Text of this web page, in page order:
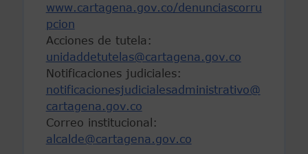
www.cartagena.gov.co/denunciascorru
pcion
Acciones de tutela:
unidaddetutelas@cartagena.gov.co
Notificaciones judiciales:
notificacionesjudicialesadministrativo@
cartagena.gov.co
Correo institucional:
alcalde@cartagena.gov.co